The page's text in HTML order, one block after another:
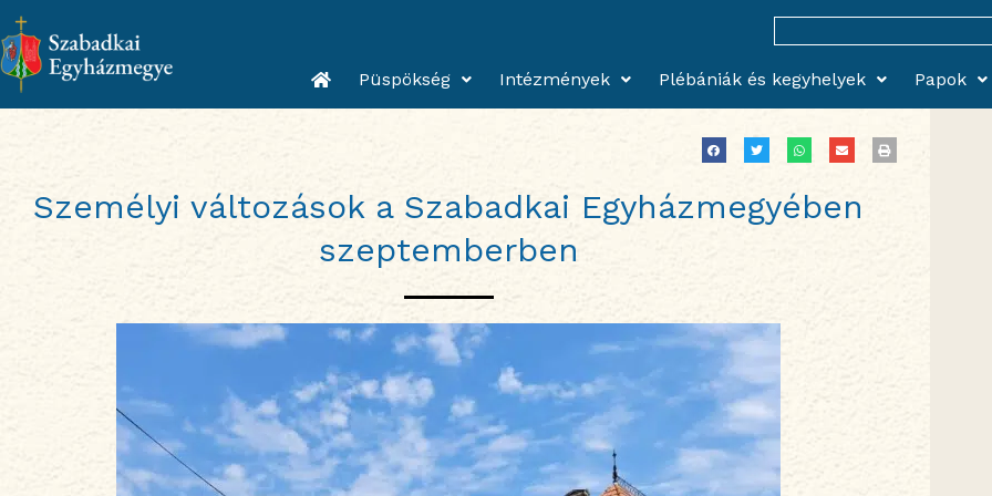
Skip
to
content
Search
for:
Püspökség Intézmények Plébániák és kegyhelyek Papok
Személyi változások a Szabadkai Egyházmegyében
szeptemberben